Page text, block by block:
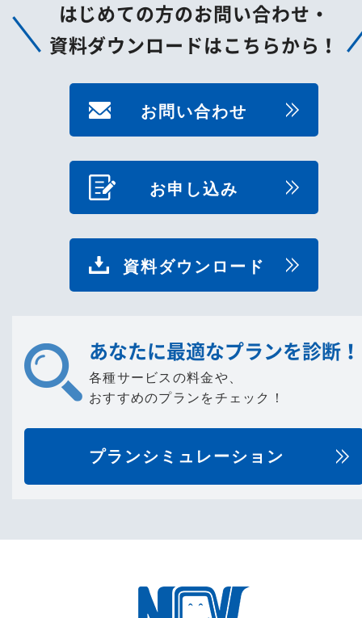
はじめての方のお問い合わせ・
資料ダウンロードはこちらから！
お問い合わせ
お申し込み
資料ダウンロード
あなたに最適なプランを診断！
各種サービスの料金や、
おすすめのプランをチェック！
プランシミュレーション